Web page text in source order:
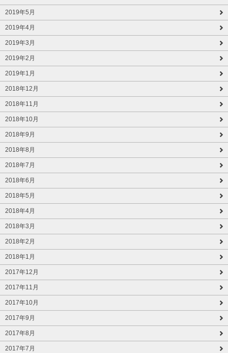
2019年5月
2019年4月
2019年3月
2019年2月
2019年1月
2018年12月
2018年11月
2018年10月
2018年9月
2018年8月
2018年7月
2018年6月
2018年5月
2018年4月
2018年3月
2018年2月
2018年1月
2017年12月
2017年11月
2017年10月
2017年9月
2017年8月
2017年7月